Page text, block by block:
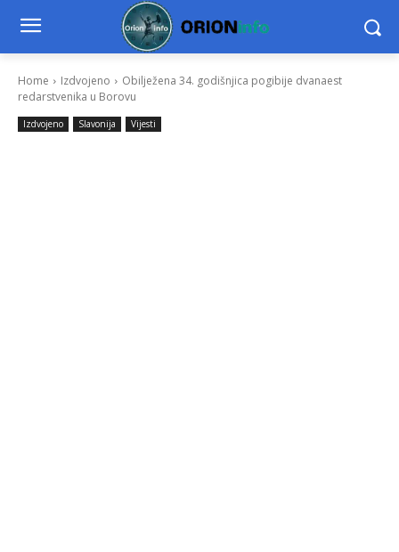
Home Izdvojeno
Obilježena 34. godišnjica pogibije dvanaest
redarstvenika u Borovu
Izdvojeno Slavonija Vijesti